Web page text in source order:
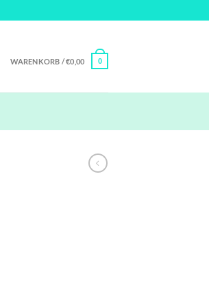
WARENKORB /€0,00 0